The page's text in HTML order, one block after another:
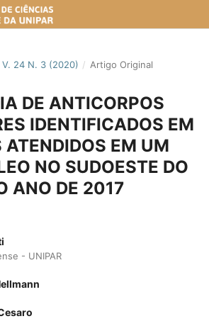
V. 24 N. 3 (2020) / Artigo Original
DE ANTICORPOS
IDENTIFICADOS EM
ATENDIDOS EM UM
NO SUDOESTE DO
ANO DE 2017
- UNIPAR